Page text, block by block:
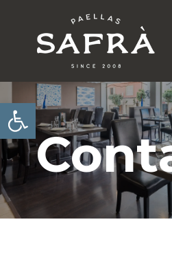
Abrir barra de herramientas